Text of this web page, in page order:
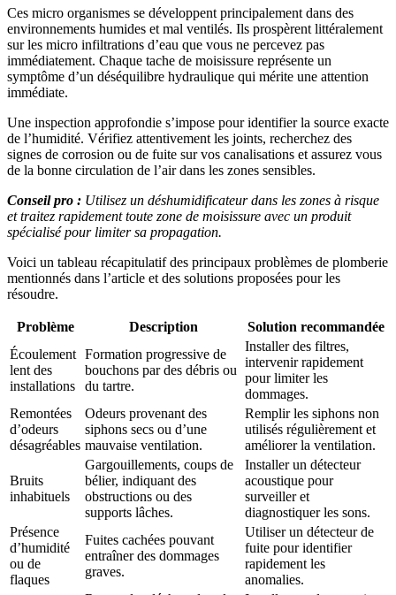
Ces micro organismes se développent principalement dans des
environnements humides et mal ventilés. Ils prospèrent littéralement
sur les micro infiltrations d’eau que vous ne percevez pas
immédiatement. Chaque tache de moisissure représente un
symptôme d’un déséquilibre hydraulique qui mérite une attention
immédiate.
Une inspection approfondie s’impose pour identifier la source exacte
de l’humidité. Vérifiez attentivement les joints, recherchez des
signes de corrosion ou de fuite sur vos canalisations et assurez vous
de la bonne circulation de l’air dans les zones sensibles.
Conseil pro : Utilisez un déshumidificateur dans les zones à risque
et traitez rapidement toute zone de moisissure avec un produit
spécialisé pour limiter sa propagation.
Voici un tableau récapitulatif des principaux problèmes de plomberie
mentionnés dans l’article et des solutions proposées pour les
résoudre.
Problème Description
Solution recommandée
Écoulement
lent des
installations
Formation progressive de
bouchons par des débris ou
du tartre.
Installer des filtres,
intervenir rapidement
pour limiter les
dommages.
Remontées
d’odeurs
désagréables
Odeurs provenant des
siphons secs ou d’une
mauvaise ventilation.
Remplir les siphons non
utilisés régulièrement et
améliorer la ventilation.
Bruits
inhabituels
Gargouillements, coups de
bélier, indiquant des
obstructions ou des
supports lâches.
Installer un détecteur
acoustique pour
surveiller et
diagnostiquer les sons.
Présence
d’humidité
ou de
flaques
Fuites cachées pouvant
entraîner des dommages
graves.
Utiliser un détecteur de
fuite pour identifier
rapidement les
anomalies.